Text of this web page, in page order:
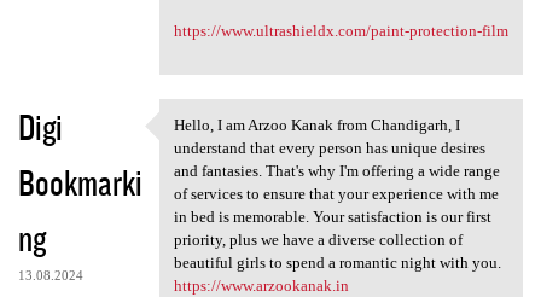
https://www.ultrashieldx.com/paint-protection-film
Digi
Bookmarki
ng
13.08.2024
Hello, I am Arzoo Kanak from
Hello, I am Arzoo Kanak from Chandigarh, I
understand that every person has unique desires
and fantasies. That's why I'm offering a wide range
of services to ensure that your experience with me
in bed is memorable. Your satisfaction is our first
priority, plus we have a diverse collection of
beautiful girls to spend a romantic night with you.
https://www.arzookanak.in